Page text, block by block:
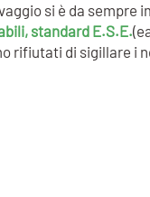
si è da sempre
standard E.S.E.
rifiutati di sigillare i